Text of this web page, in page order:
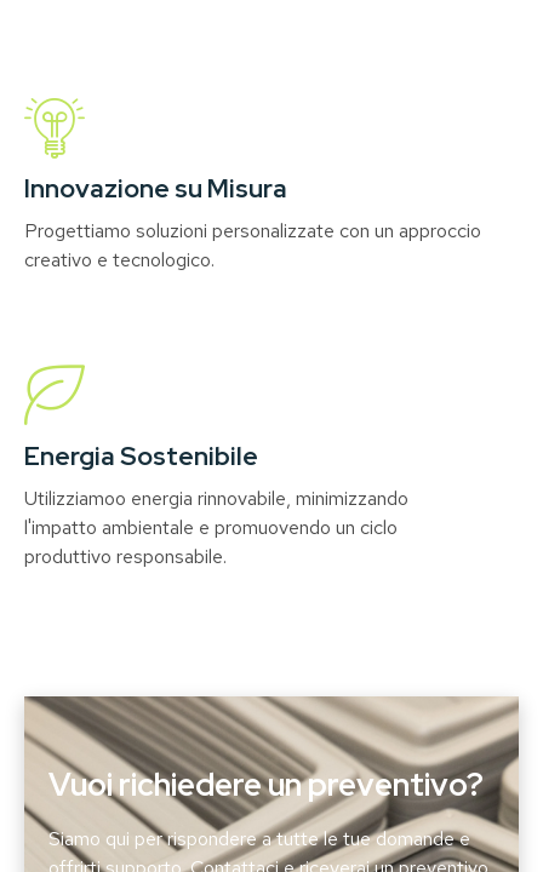
Innovazione su Misura
Progettiamo soluzioni personalizzate con un approccio
creativo e tecnologico.
Energia Sostenibile
Utilizziamoo energia rinnovabile, minimizzando
l'impatto ambientale e promuovendo un ciclo
produttivo responsabile.
Vuoi richiedere un preventivo?
Siamo qui per rispondere a tutte le tue domande e